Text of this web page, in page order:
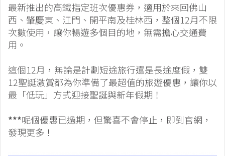
最新推出的高鐵指定班次優惠券，適用於來回佛山
西、肇慶東、江門、開平南及桂林西，整個12月不限
次數使用，讓你暢遊多個目的地，無需擔心交通費
用。
這個12月，無論是計劃短途旅行還是長途度假，雙
12聖誕激賞都為你準備了最超值的旅遊優惠，讓你以
最「低玩」方式迎接聖誕與新年假期！
***呢個優惠已過期，但驚喜不會停止，即到官網，
發現更多！